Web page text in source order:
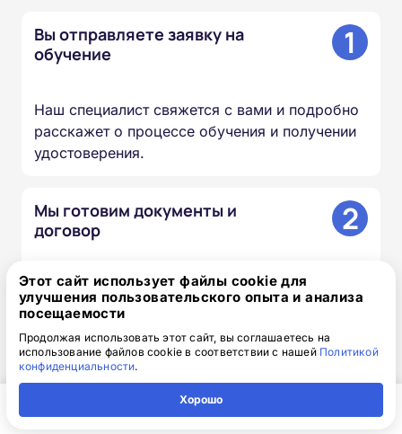
Вы отправляете заявку на
обучение
1
Наш специалист свяжется с вами и подробно
расскажет о процессе обучения и получении
удостоверения.
Мы готовим документы и
договор
2
Все гарантийные обязательства прописаны в
договоре, к нему прилагается счёт на оплату.
Вы получаете доступ к учебным
материалам
3
Этот сайт использует файлы cookie для
улучшения пользовательского опыта и анализа
посещаемости
Продолжая использовать этот сайт, вы соглашаетесь на
использование файлов cookie в соответствии с нашей Политикой
конфиденциальности.
Хорошо